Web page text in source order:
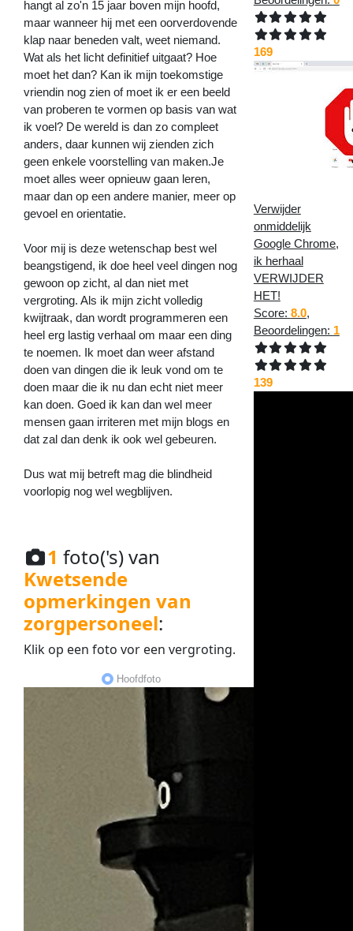
hangt al zo'n 15 jaar boven mijn hoofd,
maar wanneer hij met een oorverdovende
klap naar beneden valt, weet niemand.
Wat als het licht definitief uitgaat? Hoe
moet het dan? Kan ik mijn toekomstige
vriendin nog zien of moet ik er een beeld
van proberen te vormen op basis van wat
ik voel? De wereld is dan zo compleet
anders, daar kunnen wij zienden zich
geen enkele voorstelling van maken.Je
moet alles weer opnieuw gaan leren,
maar dan op een andere manier, meer op
gevoel en orientatie.
Voor mij is deze wetenschap best wel
beangstigend, ik doe heel veel dingen nog
gewoon op zicht, al dan niet met
vergroting. Als ik mijn zicht volledig
kwijtraak, dan wordt programmeren een
heel erg lastig verhaal om maar een ding
te noemen. Ik moet dan weer afstand
doen van dingen die ik leuk vond om te
doen maar die ik nu dan echt niet meer
kan doen. Goed ik kan dan wel meer
mensen gaan irriteren met mijn blogs en
dat zal dan denk ik ook wel gebeuren.
Dus wat mij betreft mag die blindheid
voorlopig nog wel wegblijven.
1 foto('s) van
Kwetsende
opmerkingen van
zorgpersoneel:
Klik op eenfoto vor eenvergroting.
Hoofdfoto
169
Verwijder
onmiddelijk
Google Chrome,
ik herhaal
VERWIJDER
HET!
Score: 8.0,
Beoordelingen: 1
139